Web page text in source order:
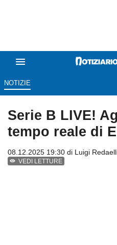
NOTIZIE
Serie B LIVE!
tempo reale di
08.12.2025 19:30 di Luigi
VEDI LETTURE